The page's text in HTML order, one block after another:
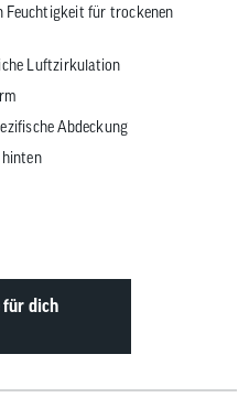
Feuchtigkeit für trockenen
Luftzirkulation
Abdeckung
hinten
für dich